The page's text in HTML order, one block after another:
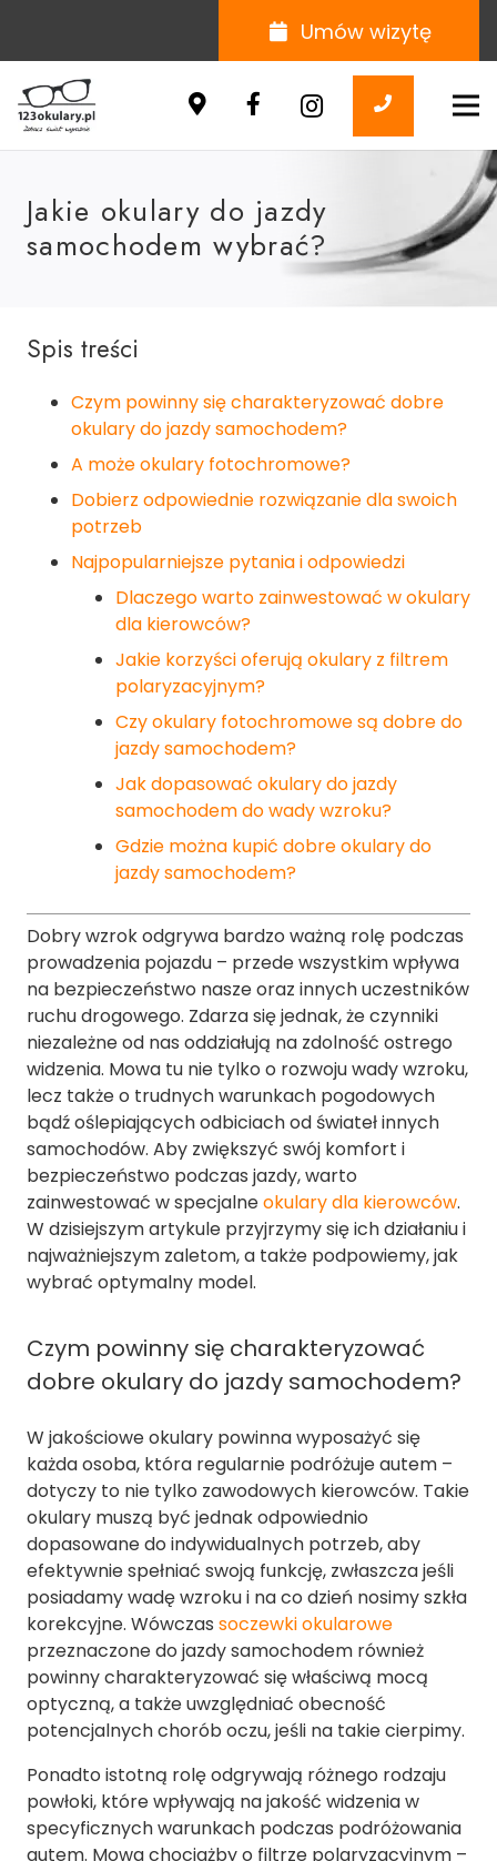
Umów wizytę
Jakie okulary do jazdy
samochodem wybrać?
Spis treści
Czym powinny się charakteryzować dobre
okulary do jazdy samochodem?
A może okulary fotochromowe?
Dobierz odpowiednie rozwiązanie dla swoich
potrzeb
Najpopularniejsze pytania i odpowiedzi
Dlaczego warto zainwestować w okulary
dla kierowców?
Jakie korzyści oferują okulary z filtrem
polaryzacyjnym?
Czy okulary fotochromowe są dobre do
jazdy samochodem?
Jak dopasować okulary do jazdy
samochodem do wady wzroku?
Gdzie można kupić dobre okulary do
jazdy samochodem?
Dobry wzrok odgrywa bardzo ważną rolę podczas
prowadzenia pojazdu – przede wszystkim wpływa
na bezpieczeństwo nasze oraz innych uczestników
ruchu drogowego. Zdarza się jednak, że czynniki
niezależne od nas oddziałują na zdolność ostrego
widzenia. Mowa tu nie tylko o rozwoju wady wzroku,
lecz także o trudnych warunkach pogodowych
bądź oślepiających odbiciach od świateł innych
samochodów. Aby zwiększyć swój komfort i
bezpieczeństwo podczas jazdy, warto
zainwestować w specjalneokulary dla kierowców.
W dzisiejszym artykule przyjrzymy się ich działaniu i
najważniejszym zaletom, a także podpowiemy, jak
wybrać optymalny model.
Czym powinny się charakteryzować
dobre okulary do jazdy samochodem?
W jakościowe okulary powinna wyposażyć się
każda osoba, która regularnie podróżuje autem –
dotyczy to nie tylko zawodowych kierowców. Takie
okulary muszą być jednak odpowiednio
dopasowane do indywidualnych potrzeb, aby
efektywnie spełniać swoją funkcję, zwłaszcza jeśli
posiadamy wadę wzroku i na co dzień nosimy szkła
korekcyjne. Wówczas soczewki okularowe
przeznaczone do jazdy samochodem również
powinny charakteryzować się właściwą mocą
optyczną, a także uwzględniać obecność
potencjalnych chorób oczu, jeśli na takie cierpimy.
Ponadto istotną rolę odgrywają różnego rodzaju
powłoki, które wpływają na jakość widzenia w
specyficznych warunkach podczas podróżowania
autem. Mowa chociażby o filtrze polaryzacyjnym –